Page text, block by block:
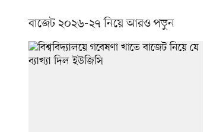
বাজেট ২০২৬-২৭ নিয়ে আরও পড়ুন